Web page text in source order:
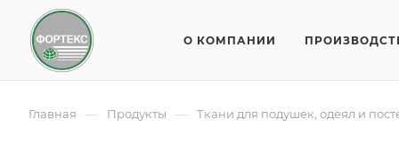
О КОМПАНИИ
Главная — Продукты — Ткани для подушек, одеял и